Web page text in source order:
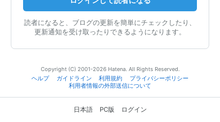
読者になると、ブログの更新を簡単にチェックしたり、
更新通知を受け取ったりできるようになります。
Copyright (C) 2001-2026 Hatena. All Rights Reserved.
ヘルプ
ガイドライン 利用規約
プライバシーポリシー
利用者情報の外部送信について
日本語 PC版 ログイン